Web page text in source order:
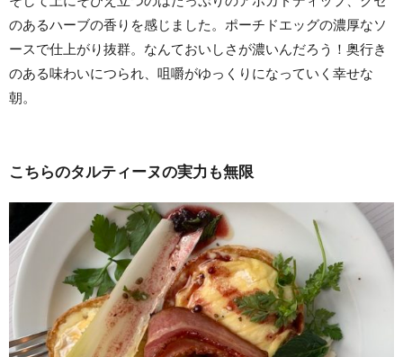
のあるハーブの香りを感じました。ポーチドエッグの濃厚なソ
ースで仕上がり抜群。なんておいしさが濃いんだろう！奥行き
のある味わいにつられ、咀嚼がゆっくりになっていく幸せな
朝。
こちらのタルティーヌの実力も無限